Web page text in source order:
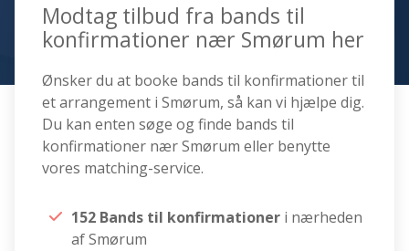
Modtag tilbud fra bands til
konfirmationer nær Smørum her
Ønsker du at booke bands til konfirmationer til
et arrangement i Smørum, så kan vi hjælpe dig.
Du kan enten søge og finde bands til
konfirmationer nær Smørum eller benytte
vores matching-service.
152 Bands til konfirmationer i nærheden
af Smørum